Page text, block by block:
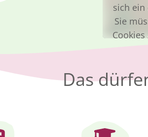
sich ein
Sie
das
Das